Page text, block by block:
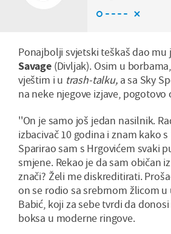
Ponajbolji svjetski teškaš dao mu
Savage(Divljak). Osim u
vještim i u trash-talku,a sa Sky
na neke njegove izjave, pogotovo
''On je samo još jedan nasilnik.
izbacivač 10 godina i znam kako
Sparirao sam s Hrgovićem svaki
smjene. Rekao je da sam običan
znači? Želi me diskreditirati.
on se rodio sa srebrnom žlicom u
Babić, koji za sebe tvrdi da
boksa u moderne ringove.